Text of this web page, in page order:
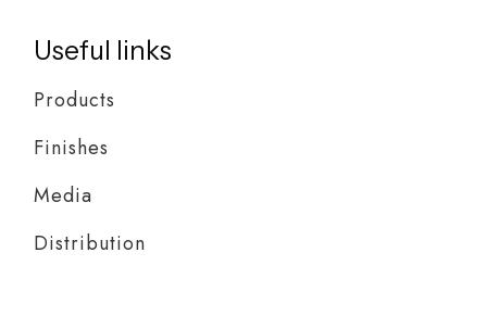
Useful links
Products
Finishes
Media
Distribution